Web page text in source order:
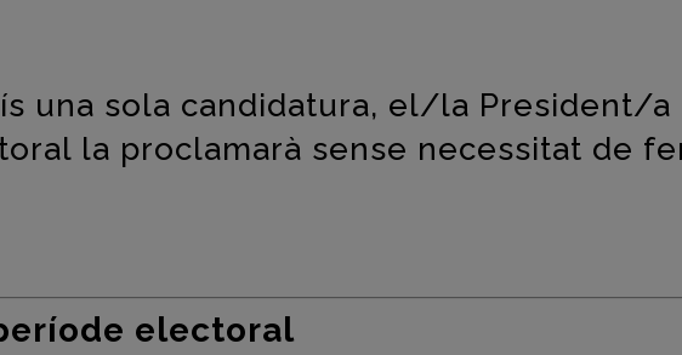
una sola candidatura, el/la President/a
la proclamarà sense necessitat de
electoral